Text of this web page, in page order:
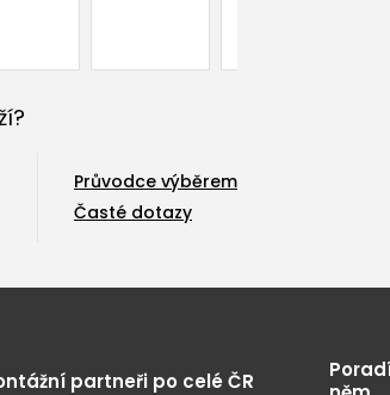
Průvodce výběrem
Časté dotazy
partneři po celé ČR